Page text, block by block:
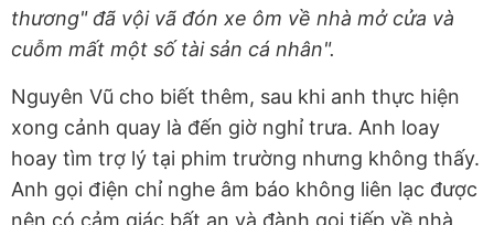
thương" đã vội vã đón xe ôm về nhà mở cửa và
cuỗm mất một số tài sản cá nhân".
Nguyên Vũ cho biết thêm, sau khi anh thực hiện
xong cảnh quay là đến giờ nghỉ trưa. Anh loay
hoay tìm trợ lý tại phim trường nhưng không thấy.
Anh gọi điện chỉ nghe âm báo không liên lạc được
nên có cảm giác bất an và đành gọi tiếp về nhà